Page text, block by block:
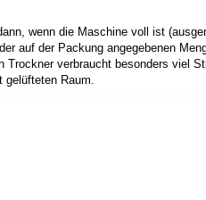
wenn die Maschine voll ist
auf der Packung angegebenen
Trockner verbraucht besonders viel
gelüfteten Raum.